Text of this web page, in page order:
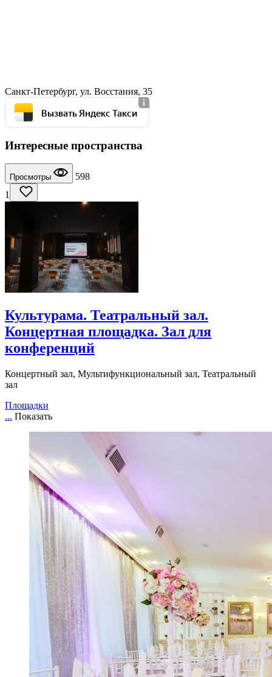
Санкт-Петербург, ул. Восстания, 35
Вызвать Яндекс Такси
Интересные пространства
Просмотры
598
1
Культурама. Театральный зал.
Концертная площадка. Зал для
конференций
Концертный зал, Мультифункциональный зал, Театральный
зал
Площадки
... Показать